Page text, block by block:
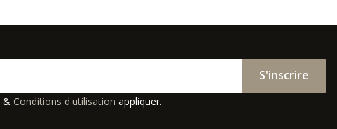
S'inscrire
& Conditions d'utilisation appliquer.